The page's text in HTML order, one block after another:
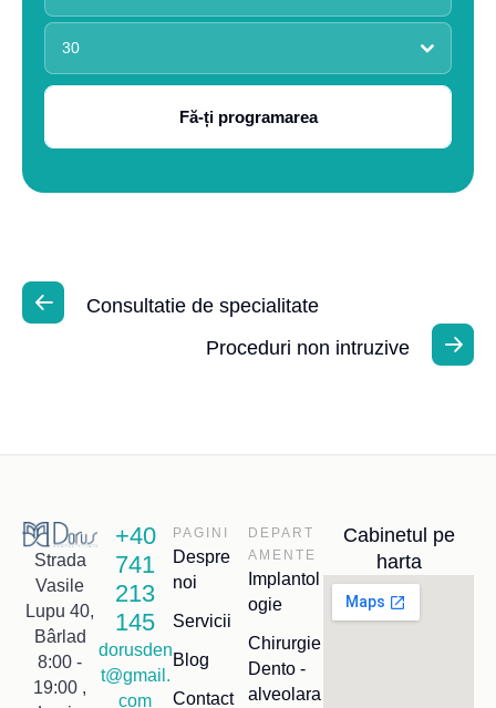
30
Fă-ți programarea
Consultatie de specialitate
Proceduri non intruzive
Strada
Vasile
Lupu 40,
Bârlad
8:00 -
19:00 ,
+40
741
213
145
dorusden
t@gmail.
com
PAGINI
Despre
noi
Servicii
Blog
Contact
DEPART
AMENTE
Implantol
ogie
Chirurgie
Dento -
alveolara
Cabinetul pe
harta